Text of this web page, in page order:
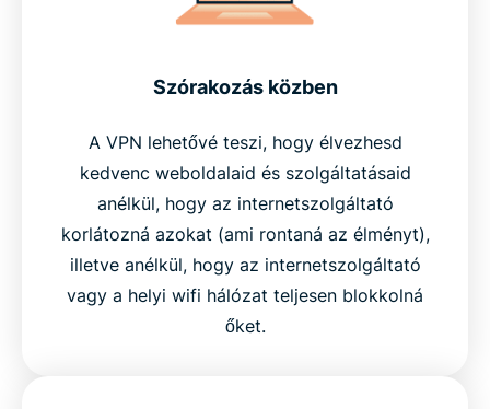
Szórakozás közben
A VPN lehetővé teszi, hogy élvezhesd
kedvenc weboldalaid és szolgáltatásaid
anélkül, hogy az internetszolgáltató
korlátozná azokat (ami rontaná az élményt),
illetve anélkül, hogy az internetszolgáltató
vagy a helyi wifi hálózat teljesen blokkolná
őket.